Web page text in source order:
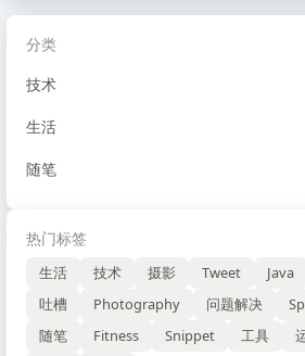
分类
技术
生活
随笔
热门标签
生活 技术 摄影 Tweet Java
吐槽
Photography 问题解决
随笔
Fitness Snippet 工具